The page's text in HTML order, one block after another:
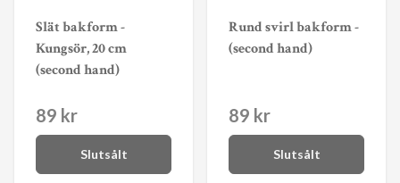
Slät bakform -
Kungsör, 20 cm
(second hand)
89 kr
Slutsålt
Rund svirl bakform -
(second hand)
89 kr
Slutsålt